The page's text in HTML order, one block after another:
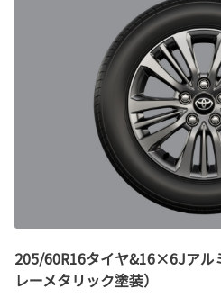
205/60R16タイヤ&16×6Jアル
レーメタリック塗装）